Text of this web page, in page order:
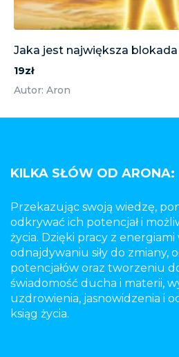
Jaka jest największa blokada
19zł
Autor: Aron
KILKA SŁÓW OD ARONA:
Przekazując swoją wiedzę,
odkrywać ich potencjał i
życia. Dzięki pracy z
odnajdywaniu siły do zmiany,
potencjałów oraz tworzeniu
świadomość ducha i materii,
uzdrowienia, jasnowidzenia i
ksiąg życia.